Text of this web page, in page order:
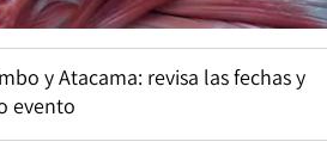
y Atacama: revisa las fechas y
evento